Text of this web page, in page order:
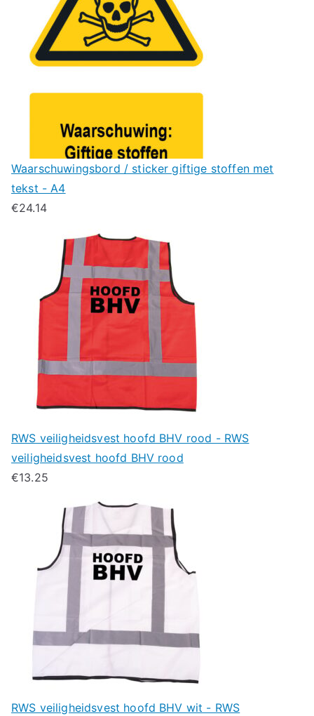
Waarschuwingsbord / sticker giftige stoffen met
tekst - A4
€24.14
RWS veiligheidsvest hoofd BHV rood - RWS
veiligheidsvest hoofd BHV rood
€13.25
RWS veiligheidsvest hoofd BHV wit - RWS